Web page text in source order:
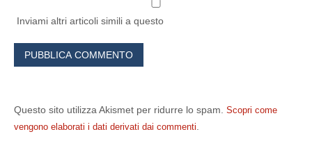
Inviami altri articoli simili a questo
Questo sito utilizza Akismet per ridurre lo spam. Scopri come
vengono elaborati i dati derivati dai commenti